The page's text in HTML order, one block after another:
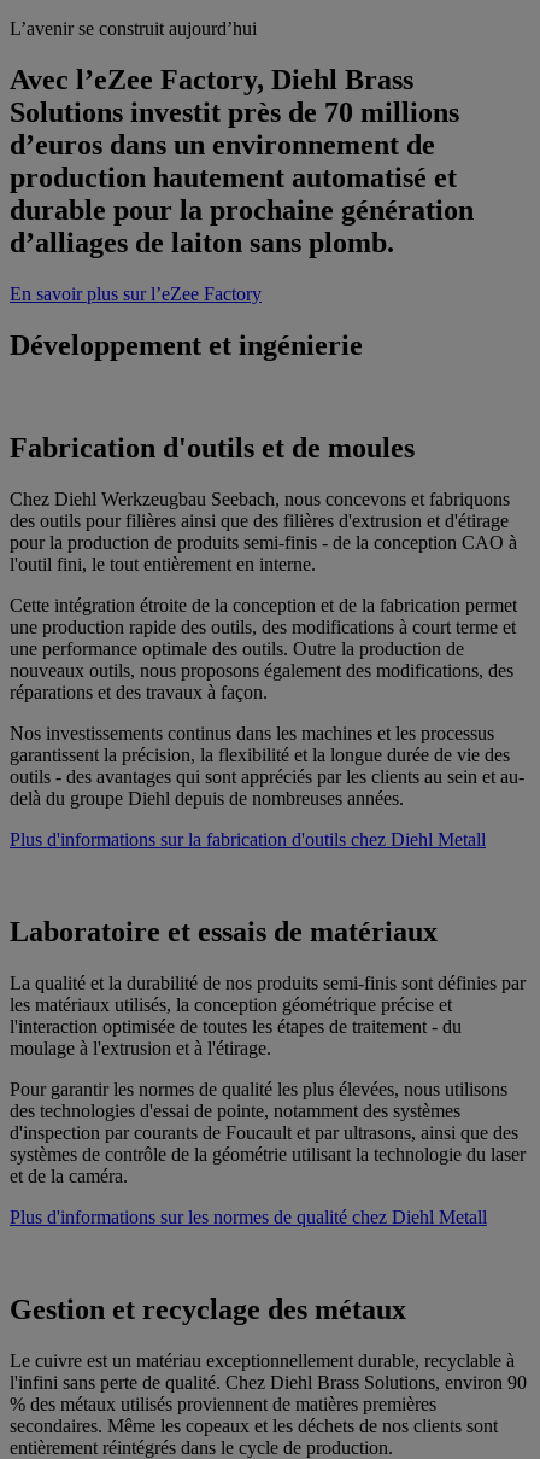
L’avenir se construit aujourd’hui
Avec l’eZee Factory, Diehl Brass
Solutions investit près de 70 millions
d’euros dans un environnement de
production hautement automatisé et
durable pour la prochaine génération
d’alliages de laiton sans plomb.
En savoir plus sur l’eZee Factory
Développement et ingénierie
Fabrication d'outils et de moules
Chez Diehl Werkzeugbau Seebach, nous concevons et fabriquons
des outils pour filières ainsi que des filières d'extrusion et d'étirage
pour la production de produits semi-finis - de la conception CAO à
l'outil fini, le tout entièrement en interne.
Cette intégration étroite de la conception et de la fabrication permet
une production rapide des outils, des modifications à court terme et
une performance optimale des outils. Outre la production de
nouveaux outils, nous proposons également des modifications, des
réparations et des travaux à façon.
Nos investissements continus dans les machines et les processus
garantissent la précision, la flexibilité et la longue durée de vie des
outils - des avantages qui sont appréciés par les clients au sein et au-
delà du groupe Diehl depuis de nombreuses années.
Plus d'informations sur la fabrication d'outils chez Diehl Metall
Laboratoire et essais de matériaux
La qualité et la durabilité de nos produits semi-finis sont définies par
les matériaux utilisés, la conception géométrique précise et
l'interaction optimisée de toutes les étapes de traitement - du
moulage à l'extrusion et à l'étirage.
Pour garantir les normes de qualité les plus élevées, nous utilisons
des technologies d'essai de pointe, notamment des systèmes
d'inspection par courants de Foucault et par ultrasons, ainsi que des
systèmes de contrôle de la géométrie utilisant la technologie du laser
et de la caméra.
Plus d'informations sur les normes de qualité chez Diehl Metall
Gestion et recyclage des métaux
Le cuivre est un matériau exceptionnellement durable, recyclable à
l'infini sans perte de qualité. Chez Diehl Brass Solutions, environ 90
% des métaux utilisés proviennent de matières premières
secondaires. Même les copeaux et les déchets de nos clients sont
entièrement réintégrés dans le cycle de production.